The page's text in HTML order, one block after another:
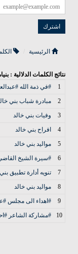
الرئيسية
نتائج الكلمات الدلالية :
1
#في ذمة الله
2
مبادرة شباب بني
3
وفيات بني خالد
4
افراح بني خالد
5
مواليد بني خالد
6
#سيرة الشيخ
7
تنويه أدارة تطبيق
8
مواليد بني خالد
9
#اهداء الى مجلس
10
#مشاركة الشاعر